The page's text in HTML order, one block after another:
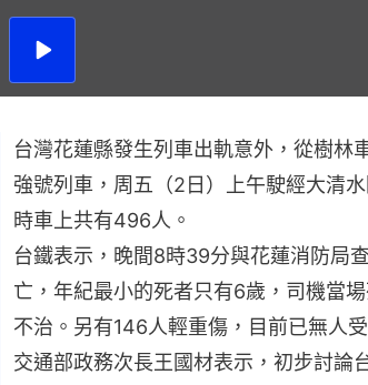
播
台灣花蓮縣發生列車出軌意外，從樹林
強號列車，周五（2日）上午駛經大清
時車上共有496人。
台鐵表示，晚間8時39分與花蓮消防局
亡，年紀最小的死者只有6歲，司機當
不治。另有146人輕重傷，目前已無人受
交通部政務次長王國材表示，初步討論